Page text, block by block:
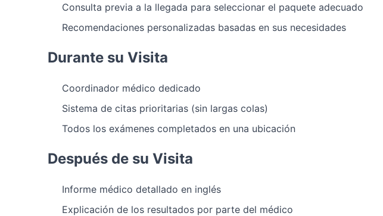
Consulta previa a la llegada para seleccionar el paquete adecuado
Recomendaciones personalizadas basadas en sus necesidades
Durante su Visita
Coordinador médico dedicado
Sistema de citas prioritarias (sin largas colas)
Todos los exámenes completados en una ubicación
Después de su Visita
Informe médico detallado en inglés
Explicación de los resultados por parte del médico